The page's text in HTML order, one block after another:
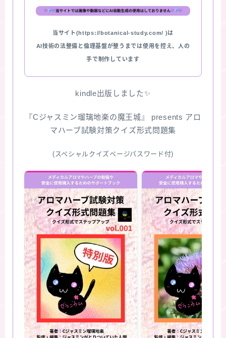
当サイト(https://botanical-study.com/ )は
AI技術の法整備と倫理基盤が整うまでは使用を控え、人の
手で制作しています
kindle出版しました✨
『Cジャスミン瑠璃地楽の魔王城』 presents アロ
マハーブ試験対策クイズ形式問題集
(スペシャルクイズページパスワード付)